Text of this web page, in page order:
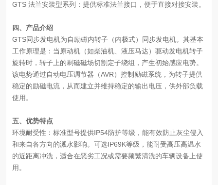
GTS 法兰安装型系列：提供标准法兰接口，便于直接对接安装。
四、 产品介绍
GTS同步发电机为自励磁内转子（内极式）同步发电机。其基本
工作原理是：当原动机（如柴油机、液压马达）驱动发电机转子
旋转时，转子上的剩磁磁场切割定子绕组，产生初始感应电势。
该电势通过自动电压调节器（AVR）控制励磁系统，为转子提供
稳定的励磁电流，从而建立并维持稳定的输出电压，供外部负载
使用。
五、优势特点
环境耐受性：标准型号提供IP54防护等级，能有效防止灰尘侵入
和来自各方向的溅水影响。可选IP69K等级，能耐受高压高温水
的近距离冲洗，适合在恶劣工况或需要频繁清洗的车辆设备上使
用。